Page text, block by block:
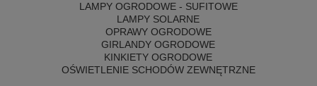
LAMPY OGRODOWE - SUFITOWE
LAMPY SOLARNE
OPRAWY OGRODOWE
GIRLANDY OGRODOWE
KINKIETY OGRODOWE
OŚWIETLENIE SCHODÓW ZEWNĘTRZNE